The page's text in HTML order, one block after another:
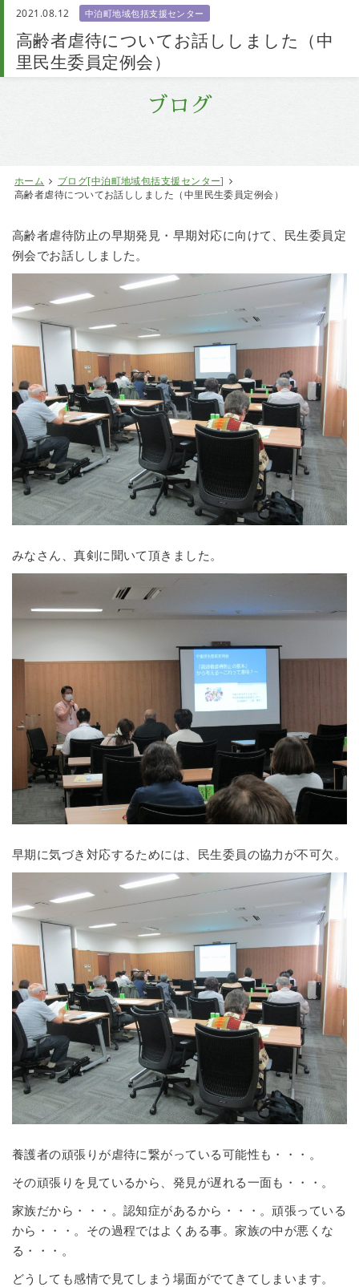
ブログ
ホーム
ブログ[中泊町地域包括支援センター]
高齢者虐待についてお話ししました（中里民生委員定例会）
2021.08.12 中泊町地域包括支援センター
高齢者虐待についてお話ししました（中
里民生委員定例会）
高齢者虐待防止の早期発見・早期対応に向けて、民生委員定
例会でお話ししました。
みなさん、真剣に聞いて頂きました。
早期に気づき対応するためには、民生委員の協力が不可欠。
養護者の頑張りが虐待に繋がっている可能性も・・・。
その頑張りを見ているから、発見が遅れる一面も・・・。
家族だから・・・。認知症があるから・・・。頑張っている
から・・・。その過程ではよくある事。家族の中が悪くな
る・・・。
どうしても感情で見てしまう場面がでてきてしまいます。